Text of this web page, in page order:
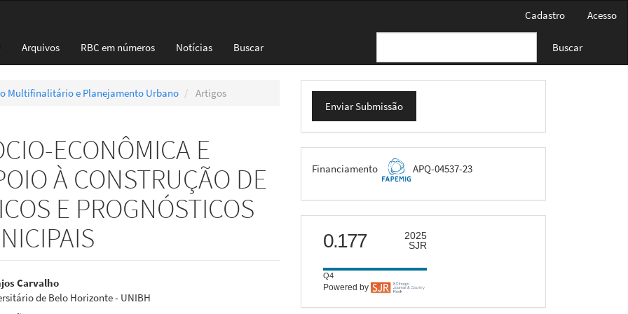
Cadastro Acesso
Arquivos RBC em números Notícias Buscar Buscar
Multifinalitário e Planejamento Urbano Artigos
ECONÔMICA E
À CONSTRUÇÃO DE
E PROGNÓSTICOS
Carvalho
de Belo Horizonte - UNIBH
Enviar
Submissão
Enviar Submissão
FAPEMIG
Financiamento APQ-04537-23
scimago
0.177
2025
SJR
Q4
Powered by